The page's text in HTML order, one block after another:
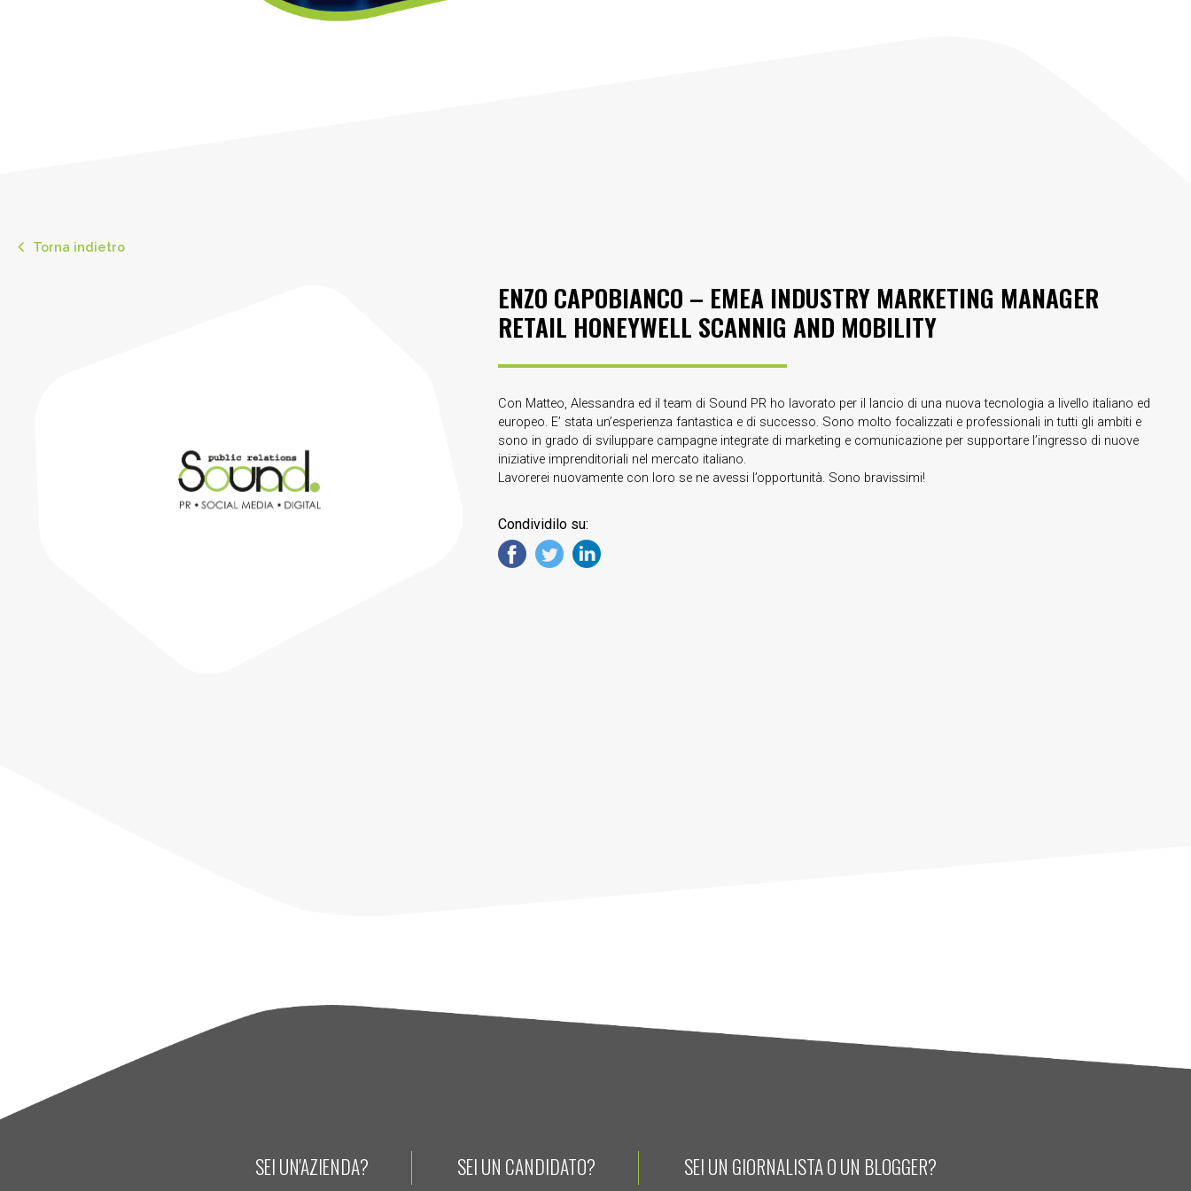
Torna indietro
ENZO CAPOBIANCO – EMEA INDUSTRY MARKETING MANAGER
RETAIL HONEYWELL SCANNIG AND MOBILITY
Con Matteo, Alessandra ed il team di Sound PR ho lavorato per il lancio di una nuova tecnologia a livello italiano ed
europeo. E’ stata un’esperienza fantastica e di successo. Sono molto focalizzati e professionali in tutti gli ambiti e
sono in grado di sviluppare campagne integrate di marketing e comunicazione per supportare l’ingresso di nuove
iniziative imprenditoriali nel mercato italiano.
Lavorerei nuovamente con loro se ne avessi l’opportunità. Sono bravissimi!
Condividilo su:
SEI UN'AZIENDA? SEI UN CANDIDATO? SEI UN GIORNALISTA O UN BLOGGER?